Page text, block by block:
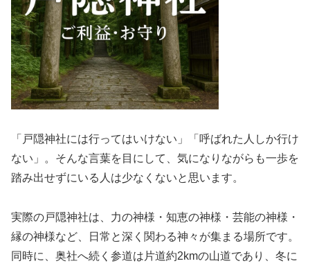
「戸隠神社には行ってはいけない」「呼ばれた人しか行け
ない」。そんな言葉を目にして、気になりながらも一歩を
踏み出せずにいる人は少なくないと思います。
実際の戸隠神社は、力の神様・知恵の神様・芸能の神様・
縁の神様など、日常と深く関わる神々が集まる場所です。
同時に、奥社へ続く参道は片道約2kmの山道であり、冬に